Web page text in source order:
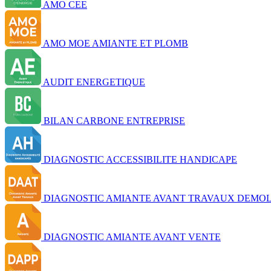
AMO CEE
AMO MOE AMIANTE ET PLOMB
AUDIT ENERGETIQUE
BILAN CARBONE ENTREPRISE
DIAGNOSTIC ACCESSIBILITE HANDICAPE
DIAGNOSTIC AMIANTE AVANT TRAVAUX
DIAGNOSTIC AMIANTE AVANT VENTE